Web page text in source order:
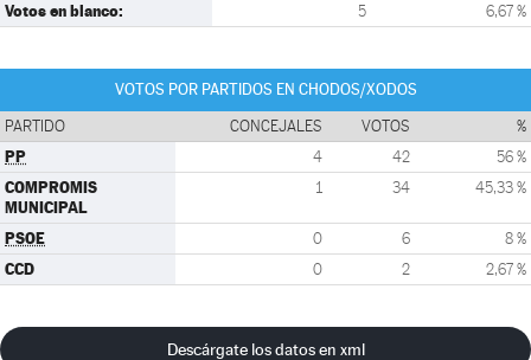
Votos en blanco: 5 6,67 %
VOTOS POR PARTIDOS EN CHODOS/XODOS
PARTIDO CONCEJALES VOTOS %
PP 4 42 56 %
COMPROMIS
MUNICIPAL
1 34 45,33 %
PSOE 0 6 8 %
CCD 0 2 2,67 %
Descárgate los datos en xml